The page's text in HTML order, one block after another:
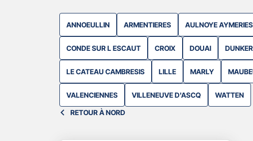
ANNOEULLIN ARMENTIERES AULNOYE AYMERIES
CONDE SUR L ESCAUT CROIX DOUAI
LE CATEAU CAMBRESIS LILLE MARLY
VALENCIENNES VILLENEUVE D'ASCQ WATTEN
RETOUR À NORD